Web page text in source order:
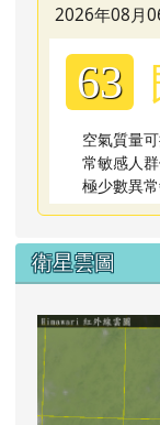
2026年08月
63
空氣質量
常敏感人
極少數異
衛星雲圖